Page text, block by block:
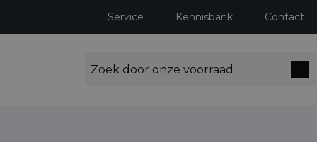
Service Kennisbank Contact